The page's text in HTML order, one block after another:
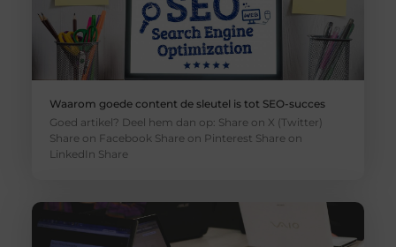
Waarom goede content de sleutel is tot SEO-succes
Goed artikel? Deel hem dan op: Share on X (Twitter)
Share on Facebook Share on Pinterest Share on
LinkedIn Share